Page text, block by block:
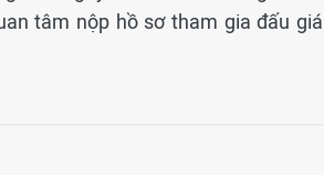
tâm nộp hồ sơ tham gia đấu giá